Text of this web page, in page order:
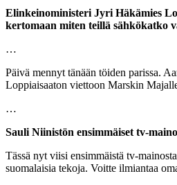
Elinkeinoministeri Jyri Häkämies
kertomaan miten teillä sähkökatko
…
Päivä mennyt tänään töiden parissa.
Loppiaisaaton viettoon Marskin
…
Sauli Niinistön ensimmäiset tv-
Tässä nyt viisi ensimmäistä tv-
suomalaisia tekoja. Voitte ilmiantaa